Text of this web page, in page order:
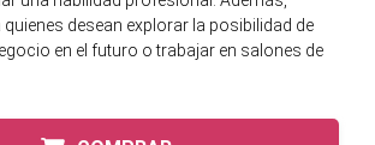
quienes desean explorar la posibilidad de
en el futuro o trabajar en salones de